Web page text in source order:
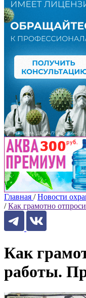
Главная / Новости
/ Как грамотно
Как
работы.